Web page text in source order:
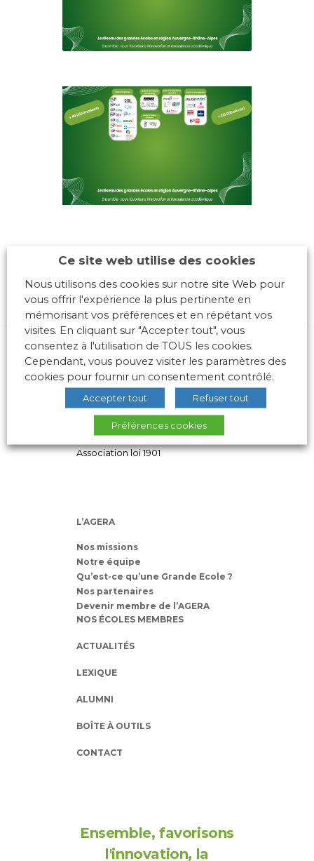
10 place des Archives – Bât G –
69288 LYON Cedex 02
Association loi 1901
L’AGERA
Nos missions
Notre équipe
Qu’est-ce qu’une Grande Ecole ?
Nos partenaires
Devenir membre de l’AGERA
NOS ÉCOLES MEMBRES
ACTUALITÉS
LEXIQUE
ALUMNI
BOÎTE À OUTILS
CONTACT
Ensemble, favorisons
l'innovation, la
Ce site web utilise des cookies
Nous utilisons des cookies sur notre site Web pour
vous offrir l'expérience la plus pertinente en
mémorisant vos préférences et en répétant vos
visites. En cliquant sur "Accepter tout", vous
consentez à l'utilisation de TOUS les cookies.
Cependant, vous pouvez visiter les paramètres des
cookies pour fournir un consentement contrôlé.
Accepter tout Refuser tout
Préférences cookies